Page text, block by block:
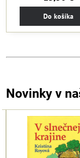
Do košíka
Novinky v